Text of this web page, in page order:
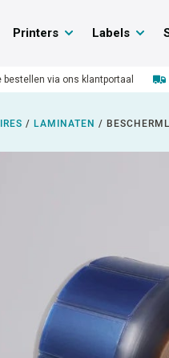
Printers Labels
via ons klantportaal
/ LAMINATEN /